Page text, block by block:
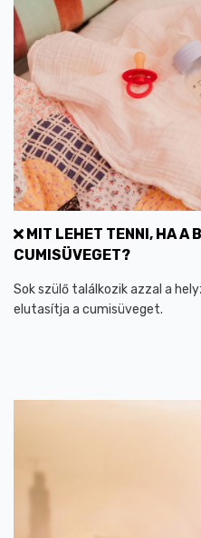
MIT LEHET TENNI, HA A
CUMISÜVEGET?
Sok szülő találkozik azzal a
elutasítja a cumisüveget.